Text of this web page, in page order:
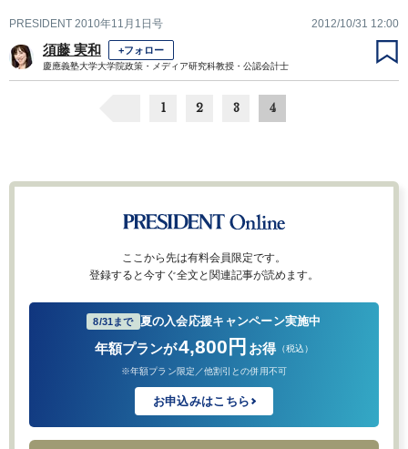
PRESIDENT 2010年11月1日号 2012/10/31 12:00
須藤 実和 +フォロー
慶應義塾大学大学院政策・メディア研究科教授・公認会計士
1 2 3 4
ここから先は有料会員限定です。
登録すると今すぐ全文と関連記事が読めます。
8/31まで 夏の入会応援キャンペーン実施中
年額プランが4,800円 お得 （税込）
※年額プラン限定／他割引との併用不可
お申込みはこちら